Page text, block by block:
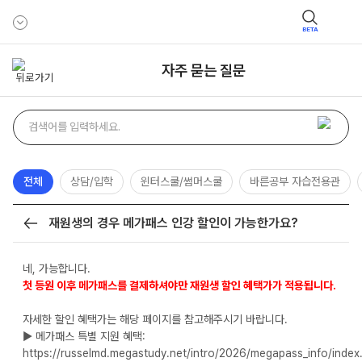
BETA
자주 묻는 질문
자주
묻는
검색
검색어
전체 상담/입학 윈터스쿨/썸머스쿨 바른공부 자습전용관
목록 재원생의 경우 메가패스 인강 할인이 가능한가요?
네, 가능합니다.
첫 등원 이후 메가패스를 결제하셔야만 재원생 할인 혜택가가 적용됩니다.
자세한 할인 혜택가는 해당 페이지를 참고해주시기 바랍니다.
▶ 메가패스 특별 지원 혜택:
https://russelmd.megastudy.net/intro/2026/megapass_info/